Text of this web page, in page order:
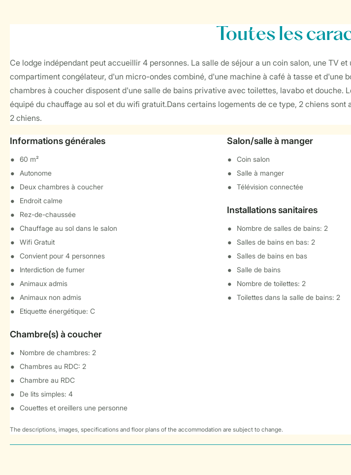
Toutesles
Ce lodge indépendant peut accueillir 4 personnes. La salle de séjour a un coin salon, une TV
compartiment congélateur, d'un micro-ondes combiné, d'une machine à café à tasse et d'une
chambres à coucher disposent d'une salle de bains privative avec toilettes, lavabo et douche.
équipé du chauffage au sol et du wifi gratuit.Dans certains logements de ce type, 2 chiens
2 chiens.
Informations générales
60 m²
Autonome
Deux chambres à coucher
Endroit calme
Rez-de-chaussée
Chauffage au sol dans le salon
Wifi Gratuit
Convient pour 4 personnes
Interdiction de fumer
Animaux admis
Animaux non admis
Etiquette énergétique: C
Chambre(s) à coucher
Nombre de chambres: 2
Chambres au RDC: 2
Chambre au RDC
De lits simples: 4
Couettes et oreillers une personne
Salon/salle à manger
Coin salon
Salle à manger
Télévision connectée
Installations sanitaires
Nombre de salles de bains: 2
Salles de bains en bas: 2
Salles de bains en bas
Salle de bains
Nombre de toilettes: 2
Toilettes dans la salle de bains: 2
The descriptions, images, specifications and floor plans of the accommodation are subject to change.